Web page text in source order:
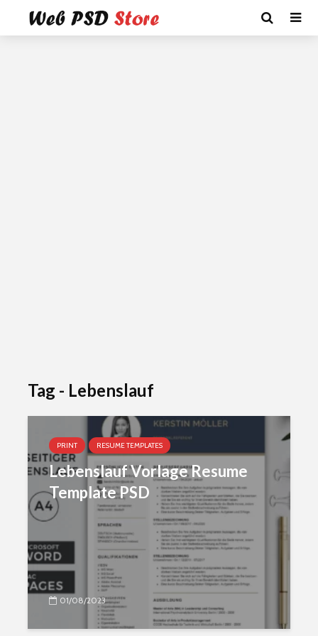
Tag - Lebenslauf
PRINT RESUME TEMPLATES
Lebenslauf Vorlage Resume
Template PSD
01/08/2023